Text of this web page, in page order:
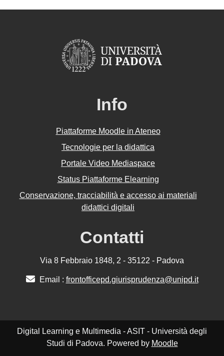
Info
Piattaforme Moodle in Ateneo
Tecnologie per la didattica
Portale Video Mediaspace
Status Piattaforme Elearning
Conservazione, tracciabilità e accesso ai materiali
didattici digitali
Contatti
Via 8 Febbraio 1848, 2 - 35122 - Padova
Email : frontofficepd.giurisprudenza@unipd.it
Digital Learning e Multimedia - ASIT - Università degli
Studi di Padova. Powered by Moodle